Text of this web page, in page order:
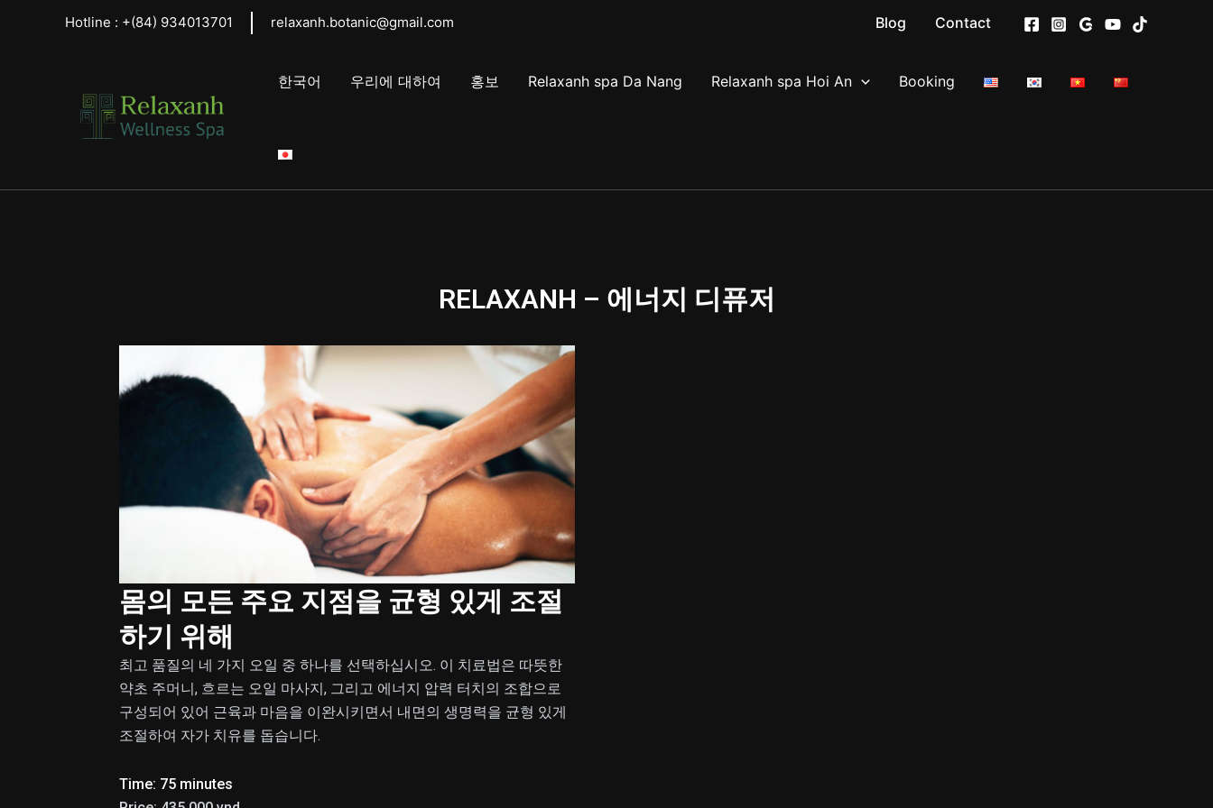
Hotline : +(84) 934013701 relaxanh.botanic@gmail.com Blog Contact
한국어 우리에 대하여 홍보 Relaxanh spa Da Nang Relaxanh spa Hoi An Booking
RELAXANH – 에너지 디퓨저
몸의 모든 주요 지점을 균형 있게 조절
하기 위해
최고 품질의 네 가지 오일 중 하나를 선택하십시오. 이 치료법은 따뜻한
약초 주머니, 흐르는 오일 마사지, 그리고 에너지 압력 터치의 조합으로
구성되어 있어 근육과 마음을 이완시키면서 내면의 생명력을 균형 있게
조절하여 자가 치유를 돕습니다.
Time: 75 minutes